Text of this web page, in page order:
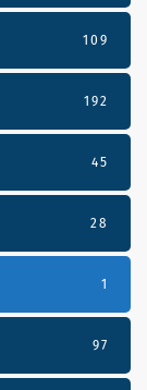
109
192
45
28
1
97